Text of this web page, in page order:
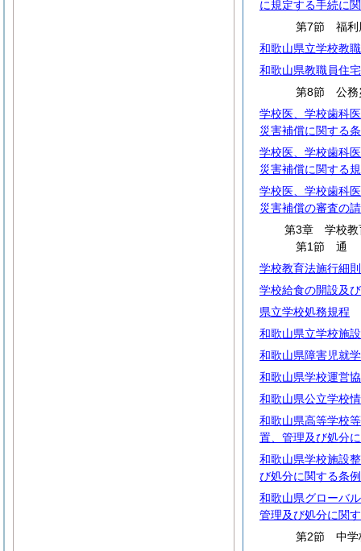
に規定する手続に
第7節 福利
和歌山県立学校教
和歌山県教職員住
第8節 公務
学校医、学校歯科
災害補償に関する
学校医、学校歯科
災害補償に関する
学校医、学校歯科
災害補償の審査の
第3章 学校教
第1節 通
学校教育法施行細則
学校給食の開設及
県立学校処務規程
和歌山県立学校施
和歌山県障害児就
和歌山県学校運営
和歌山県公立学校
和歌山県高等学校
置、管理及び処分
和歌山県学校施設
び処分に関する条例
和歌山県グローバ
管理及び処分に関
第2節 中学